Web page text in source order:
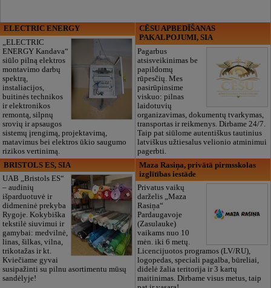
ELECTRIC ENERGY
„ELECTRIC
ENERGY Kandava“
siūlo pilną elektros
montavimo darbų
spektrą,
instaliacijos,
buitinės technikos
ir elektronikos
remontą, silpnų
srovių ir apsaugos
sistemų įrengimą, projektavimą,
matavimus bei elektros ūkio saugumo
rizikos vertinimą.
CĒSU APBEDĪŠANAS
PAKALPOJUMI, SIA
Pagarbus
atsisveikinimas be
papildomų
rūpesčių. Mes
pasirūpinsime
viskuo: pilnas
laidotuvių
organizavimas, dokumentų tvarkymas,
transportas ir reikmenys. Dirbame 24/7.
Taip pat siūlome autentiškus tautinius
latviškus užtiesalus velionio atminimui
pagerbti.
BRISTOLS ES, SIA
UAB „Bristols ES“
– audinių
išparduotuvė ir
didmeninė prekyba
Rygoje. Kokybiška
tekstilė siuvimui ir
gamybai: medvilnė,
linas, šilkas, vilna,
trikotažas ir kt.
Kviečiame gyvai
susipažinti su pilnu asortimentu mūsų
sandėlyje!
Maza Rasiņa, privātā pirmsskolas
izglītības iestāde
Privatus vaikų
darželis „Maza
Rasiņa“
Pardaugavoje
(Zasulauke)
vaikams nuo 10
mėn. iki 6 metų.
Licencijuotos programos (LV/RU),
logopedas, speciali pagalba, būreliai,
didelė žalia teritorija ir 3 kartų
maitinimas. Dirbame visus metus, taip